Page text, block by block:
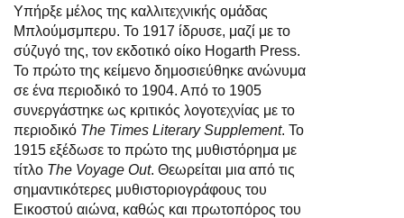
Υπήρξε μέλος της καλλιτεχνικής ομάδας
Μπλούμσμπερυ. Το 1917 ίδρυσε, μαζί με το
σύζυγό της, τον εκδοτικό οίκο Hogarth Press.
Το πρώτο της κείμενο δημοσιεύθηκε ανώνυμα
σε ένα περιοδικό το 1904. Από το 1905
συνεργάστηκε ως κριτικός λογοτεχνίας με το
περιοδικό The Times Literary Supplement. Το
1915 εξέδωσε το πρώτο της μυθιστόρημα με
τίτλο The Voyage Out. Θεωρείται μια από τις
σημαντικότερες μυθιστοριογράφους του
Εικοστού αιώνα, καθώς και πρωτοπόρος του